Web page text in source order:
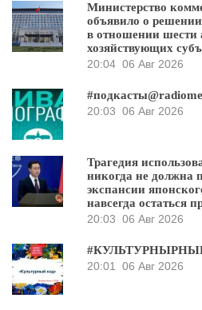
Министерство
объявило о
в отношении шести
хозяйствующих
20:04 06 Авг 2026
20:03 06 Авг 2026
Трагедия
никогда не должна
экспансии
навсегда остаться
20:03 06 Авг 2026
20:01
06 Авг 2026